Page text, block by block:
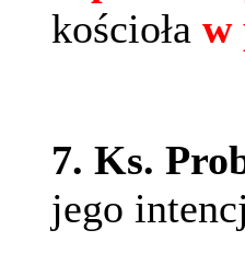
kościoła w
7. Ks.
jego